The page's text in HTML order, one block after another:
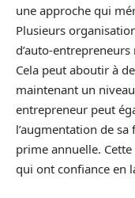
une approche qui
Plusieurs
d’auto-
Cela peut aboutir à
maintenant un
entrepreneur peut
l’augmentation de
prime annuelle.
qui ont confiance en